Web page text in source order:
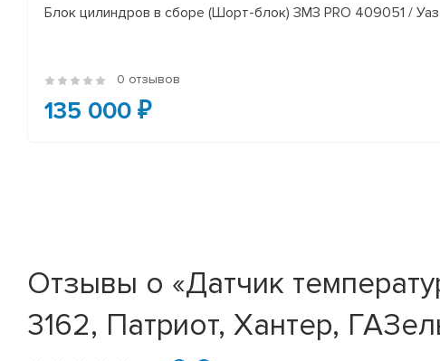
Блок цилиндров в сборе (Шорт-блок) ЗМЗ PRO 409051 /
0 отзывов
135 000 ₽
Отзывы о «Датчик
3162, Патриот, Хантер,